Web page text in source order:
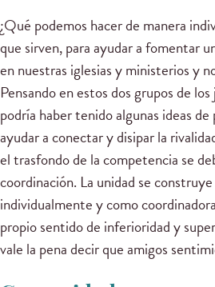
¿Qué podemos hacer de manera
que sirven, para ayudar a fomentar
en nuestras iglesias y ministerios y
Pensando en estos dos grupos de
podría haber tenido algunas ideas
ayudar a conectar y disipar la
el trasfondo de la competencia se
coordinación. La unidad se
individualmente y como
propio sentido de inferioridad y
vale la pena decir que amigos